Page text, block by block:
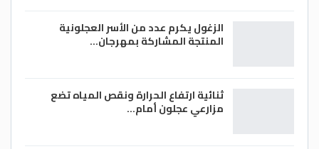
الزغول يكرم عدد من الأسر العجلونية
المنتجة المشاركة بمهرجان…
ثنائية ارتفاع الحرارة ونقص المياه تضع
مزارعي عجلون أمام…